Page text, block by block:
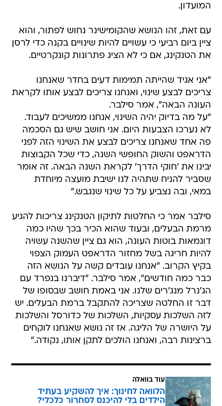
המועדון.
עם זאת, זהו הנושא שהקומישינר נחוש לפתור, והוא
ציין ביום רביעי כי עשויים להיות שינויים בקנה כדי לרסן
את הטנקינג, אם כי לא הציג פתרונות קונקרטיים.
"אני אגיד שהייתה תמימות דעים בחדר שאנחנו
צריכים לבצע שינוי, ואנחנו צריכים לבצע אותו לקראת
העונה הבאה", אמר סילבר.
"על מה בדיוק יהיה השינוי, אנחנו ממשיכים לעבוד.
לא נערכו הצבעות היום. אני חושב שיש גם הסכמה
פה אחד שאנחנו צריכים לבצע את השינוי הזה לפני
הדראפט והשוק החופשי השנה, כדי שכל הקבוצות
יבינו את 'חוקי הדרך' לקראת השנה הבאה. זה אומר
שסביר להניח שתהיה לנו ישיבת מועצה מיוחדת
במאי, ובה נצביע על כל שינוי שנגבש."
סילבר אמר כי החלטות לתיקון הטנקינג צריכות להגיע
מרמת הבעלים, ובעוד שהוא הכיר בכך שהיו כמה
דוגמאות בוטות העונה, הוא גם ציין שהשנה עשויה
להיות חריגה בשל מחזור הדראפט העמוק הצפוי
בקיץ הקרוב. "אנחנו עובדים קשה על הנושא הזה
כבר כמה חודשים", אמר סילבר. "דיברנו בנפרד עם
הג'נרל מנג'רים שלנו. אני באמת חושב שבסופו של
דבר זו החלטה שצריכה להתקבל ברמת הבעלים. יש
לזה השלכות עסקיות, השלכות של כדורסל והשלכות
על היושרה של הליגה. אז זה נושא שאנחנו לוקחים
ברצינות רבה, ואנחנו הולכים לתקן אותו, נקודה."
עוד בוואלה
הלוואה לחינוך: איך להשקיע בעתיד
הילדים בלי להיכנס לסחרור כלכלי?